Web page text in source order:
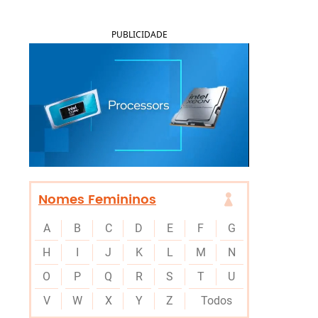
PUBLICIDADE
Nomes Femininos
A B C D E F
G
H
I J K L M
N
O
P Q R S T
U
V
W X Y Z Todos